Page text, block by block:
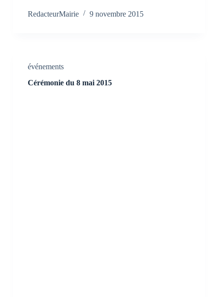
RedacteurMairie 9 novembre 2015
événements
Cérémonie du 8 mai 2015